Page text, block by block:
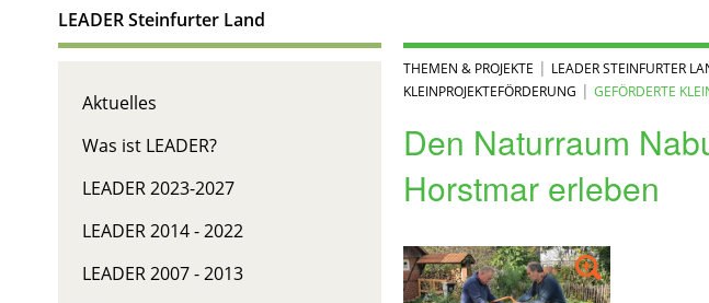
LEADER Steinfurter Land
Aktuelles
Was ist LEADER?
LEADER 2023-2027
LEADER 2014 - 2022
LEADER 2007 - 2013
THEMEN & PROJEKTE | LEADER STEINFURTER
KLEINPROJEKTEFÖRDERUNG | GEFÖRDERTE
Den Naturraum
Horstmar erleben